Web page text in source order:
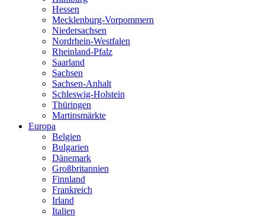
Hessen
Mecklenburg-Vorpommern
Niedersachsen
Nordrhein-Westfalen
Rheinland-Pfalz
Saarland
Sachsen
Sachsen-Anhalt
Schleswig-Holstein
Thüringen
Martinsmärkte
Europa
Belgien
Bulgarien
Dänemark
Großbritannien
Finnland
Frankreich
Irland
Italien